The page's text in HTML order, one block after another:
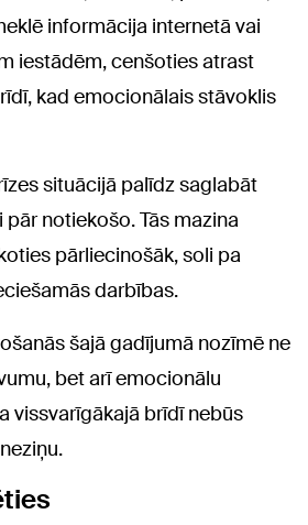
informācija internetā vai
iestādēm, cenšoties atrast
kad emocionālais stāvoklis
situācijā palīdz saglabāt
notiekošo. Tās mazina
pārliecinošāk, soli pa
darbības.
šajā gadījumā nozīmē ne
bet arī emocionālu
vissvarīgākajā brīdī nebūs